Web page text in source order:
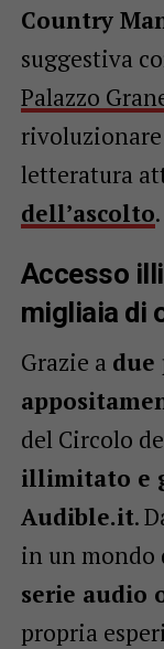
Country
suggestiva
Palazzo
letteratura
dell’ascolto.
Accesso
migliaia di
Grazie a due
del Circolo
illimitato e
Audible.it.
in un mondo
serie audio
propria